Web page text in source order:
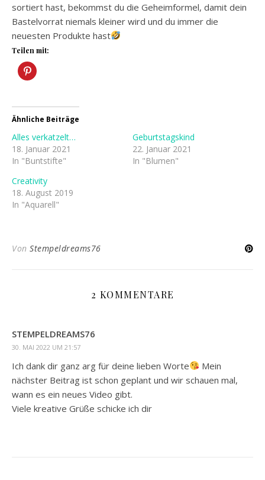
sortiert hast, bekommst du die Geheimformel, damit dein
Bastelvorrat niemals kleiner wird und du immer die
neuesten Produkte hast
Teilen mit:
Ähnliche Beiträge
Alles verkatzelt…
18. Januar 2021
In "Buntstifte"
Geburtstagskind
22. Januar 2021
In "Blumen"
Creativity
18. August 2019
In "Aquarell"
Von Stempeldreams76
2 KOMMENTARE
STEMPELDREAMS76
30. MAI 2022 UM 21:57
Ich dank dir ganz arg für deine lieben Worte
Mein
nächster Beitrag ist schon geplant und wir schauen mal,
wann es ein neues Video gibt.
Viele kreative Grüße schicke ich dir